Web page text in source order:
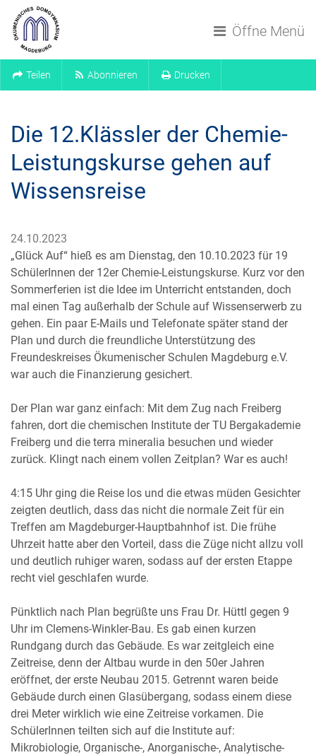
Öffne Menü
Teilen Abonnieren Drucken
Die 12.Klässler der Chemie-
Leistungskurse gehen auf
Wissensreise
24.10.2023
„Glück Auf“ hieß es am Dienstag, den 10.10.2023 für 19
SchülerInnen der 12er Chemie-Leistungskurse. Kurz vor den
Sommerferien ist die Idee im Unterricht entstanden, doch
mal einen Tag außerhalb der Schule auf Wissenserwerb zu
gehen. Ein paar E-Mails und Telefonate später stand der
Plan und durch die freundliche Unterstützung des
Freundeskreises Ökumenischer Schulen Magdeburg e.V.
war auch die Finanzierung gesichert.
Der Plan war ganz einfach: Mit dem Zug nach Freiberg
fahren, dort die chemischen Institute der TU Bergakademie
Freiberg und die terra mineralia besuchen und wieder
zurück. Klingt nach einem vollen Zeitplan? War es auch!
4:15 Uhr ging die Reise los und die etwas müden Gesichter
zeigten deutlich, dass das nicht die normale Zeit für ein
Treffen am Magdeburger-Hauptbahnhof ist. Die frühe
Uhrzeit hatte aber den Vorteil, dass die Züge nicht allzu voll
und deutlich ruhiger waren, sodass auf der ersten Etappe
recht viel geschlafen wurde.
Pünktlich nach Plan begrüßte uns Frau Dr. Hüttl gegen 9
Uhr im Clemens-Winkler-Bau. Es gab einen kurzen
Rundgang durch das Gebäude. Es war zeitgleich eine
Zeitreise, denn der Altbau wurde in den 50er Jahren
eröffnet, der erste Neubau 2015. Getrennt waren beide
Gebäude durch einen Glasübergang, sodass einem diese
drei Meter wirklich wie eine Zeitreise vorkamen. Die
SchülerInnen teilten sich auf die Institute auf:
Mikrobiologie, Organische-, Anorganische-, Analytische-